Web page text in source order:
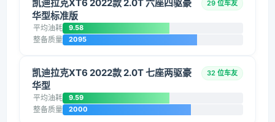
凯迪拉克XT6 2022款 2.0T 六座四驱豪
华型标准版
29 位车友
平均油耗 9.58
整备质量 2095
凯迪拉克XT6 2022款 2.0T 七座两驱豪
华型
32 位车友
平均油耗 9.59
整备质量 2000